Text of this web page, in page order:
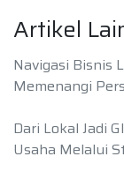
Artikel
Navigasi Bisnis
Memenangi
Dari Lokal Jadi
Usaha Melalui